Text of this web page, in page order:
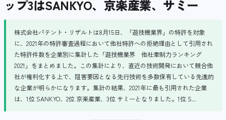
ップ3はSANKYO、京楽産業、サミー
株式会社パテント・リザルトは8月15日、「遊技機業界」の特許を対象
に、2021年の特許審査過程において他社特許への拒絶理由として引用され
た特許件数を企業別に集計した「遊技機業界 他社牽制力ランキング
2021」をまとめました。この集計により、直近の技術開発において競合他
社が権利化する上で、阻害要因となる先行技術を多数保有している先進的
な企業が明らかになります。集計の結果、2021年に最も引用された企業
は、1位 SANKYO、2位 京楽産業、3位 サミーとなりました。1位 S...